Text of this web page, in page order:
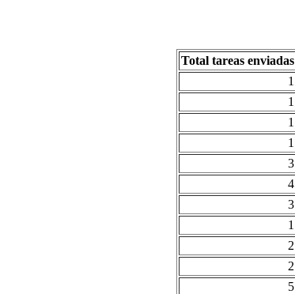
Total tareas enviadas
1
1
1
1
3
4
3
1
2
2
5